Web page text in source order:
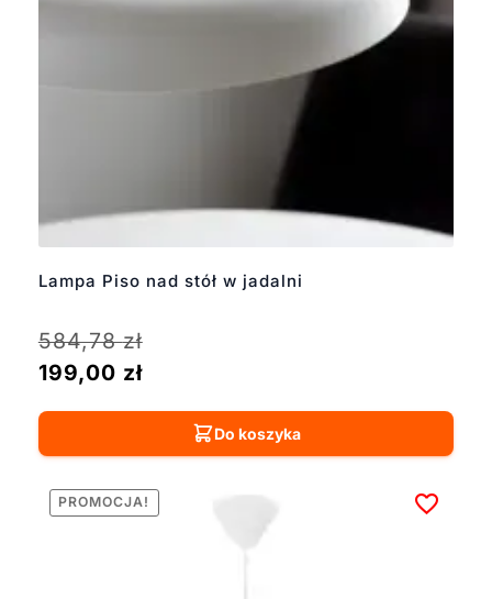
Lampa Piso nad stół w jadalni
584,78zł
199,00 zł
Do koszyka
PROMOCJA!